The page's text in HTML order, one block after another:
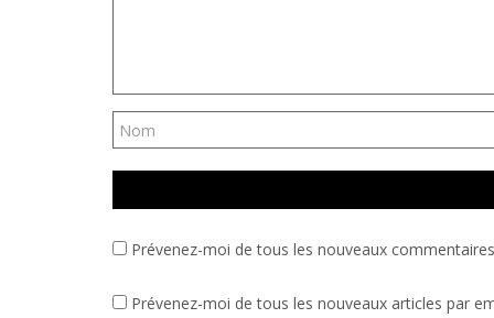
Prévenez-moi de tous les nouveaux
Prévenez-moi de tous les nouveaux articles par